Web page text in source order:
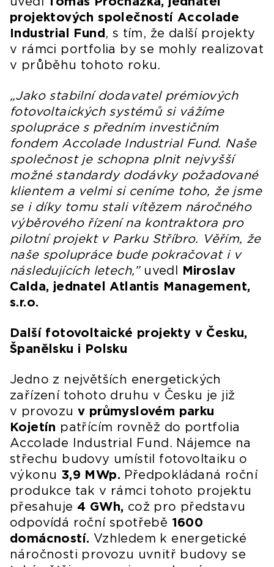
projektových společností Accolade
Industrial Fund, s tím, že další projekty
v rámci portfolia by se mohly realizovat
v průběhu tohoto roku.
„Jako stabilní dodavatel prémiových
fotovoltaických systémů si vážíme
spolupráce s předním investičním
fondem Accolade Industrial Fund. Naše
společnost je schopna plnit nejvyšší
možné standardy dodávky požadované
klientem a velmi si ceníme toho, že jsme
se i díky tomu stali vítězem náročného
výběrového řízení na kontraktora pro
pilotní projekt v Parku Stříbro. Věřím, že
naše spolupráce bude pokračovat i v
následujících letech,”uvedl Miroslav
Calda, jednatel Atlantis Management,
s.r.o.
Další fotovoltaické projekty v Česku,
Španělsku i Polsku
Jedno z největších energetických
zařízení tohoto druhu v Česku je již
v provozu v průmyslovém parku
Kojetín patřícím rovněž do portfolia
Accolade Industrial Fund. Nájemce na
střechu budovy umístil fotovoltaiku o
výkonu 3,9 MWp. Předpokládaná roční
produkce tak v rámci tohoto projektu
přesahuje4 GWh, což pro představu
odpovídá roční spotřebě 1600
domácností. Vzhledem k energetické
náročnosti provozu uvnitř budovy se